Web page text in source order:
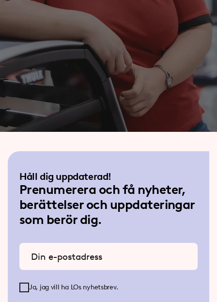
Håll dig uppdaterad!
Prenumerera och få nyheter,
berättelser och uppdateringar
som berör dig.
Ange din e-postadress
Ja, jag vill ha LOs nyhetsbrev.